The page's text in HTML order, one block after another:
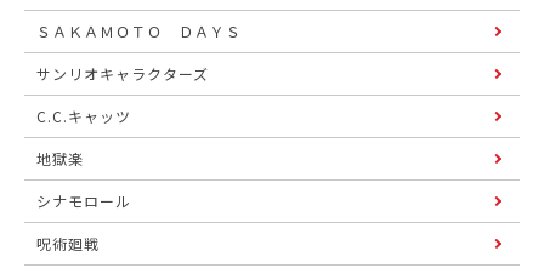
ＳＡＫＡＭＯＴＯ ＤＡＹＳ
サンリオキャラクターズ
C.C.キャッツ
地獄楽
シナモロール
呪術廻戦